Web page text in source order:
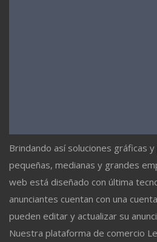
Brindando así soluciones gráficas
pequeñas, medianas y grandes
web está diseñado con última
anunciantes cuentan con una
pueden editar y actualizar su
Nuestra plataforma de comercio